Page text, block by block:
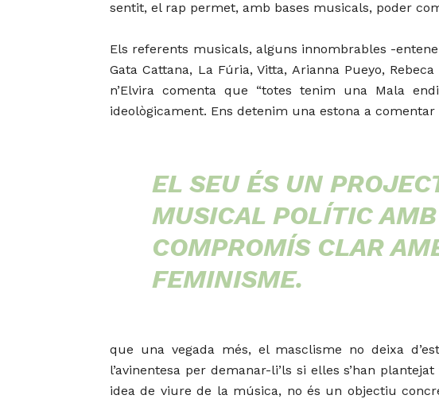
sentit, el rap permet, amb bases musicals, poder
Els referents musicals, alguns innombrables -
Gata Cattana, La Fúria, Vitta, Arianna Pueyo,
n’Elvira comenta que “totes tenim una Mala
ideològicament. Ens detenim una estona a
EL SEU ÉS UN
MUSICAL POLÍTIC
COMPROMÍS CLAR
FEMINISME.
que una vegada més, el masclisme no deixa
l’avinentesa per demanar-li’ls si elles s’han
idea de viure de la música, no és un objectiu